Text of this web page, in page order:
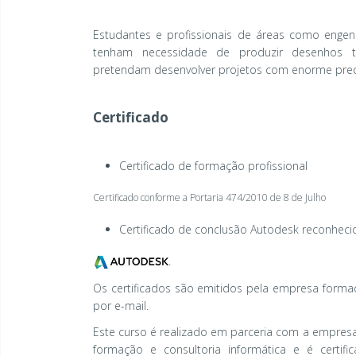
Estudantes e profissionais de áreas como
tenham necessidade de produzir
pretendam desenvolver projetos com enorme
Certificado
Certificado de formação profissional
Certificado conforme a Portaria 474/2010 de 8 de Julho
Certificado de conclusão Autodesk
Os certificados são emitidos pela empresa
por e-mail.
Este curso é realizado em parceria com a
formação e consultoria informática e é